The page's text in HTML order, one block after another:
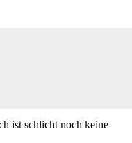
ist schlicht noch keine